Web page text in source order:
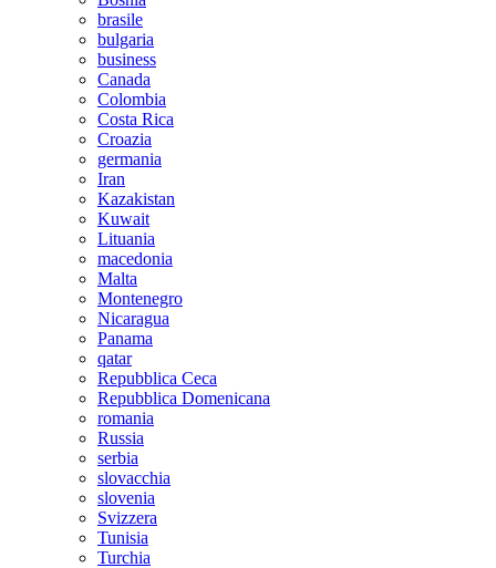
brasile
bulgaria
business
Canada
Colombia
Costa Rica
Croazia
germania
Iran
Kazakistan
Kuwait
Lituania
macedonia
Malta
Montenegro
Nicaragua
Panama
qatar
Repubblica Ceca
Repubblica Domenicana
romania
Russia
serbia
slovacchia
slovenia
Svizzera
Tunisia
Turchia